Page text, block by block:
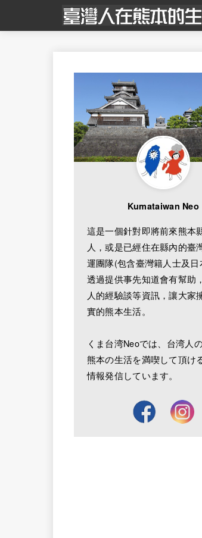
Kumataiwan Neo
這是一個針對即將前來熊本
人，或是已經住在縣內的臺
運團隊(包含臺灣籍人士及日
透過提供事先知道會有幫助
人的經驗談等資訊，讓大家
實的熊本生活。
くま台湾Neoでは、台湾人
熊本の生活を満喫して頂け
情報発信しています。